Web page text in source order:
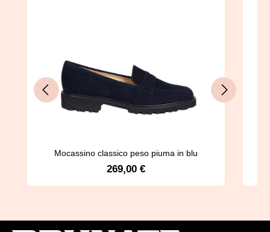
Mocassino classico peso piuma in blu
Prezzo normale:
269,00 €